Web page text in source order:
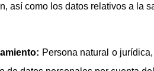
así como los datos relativos a la
Persona natural o